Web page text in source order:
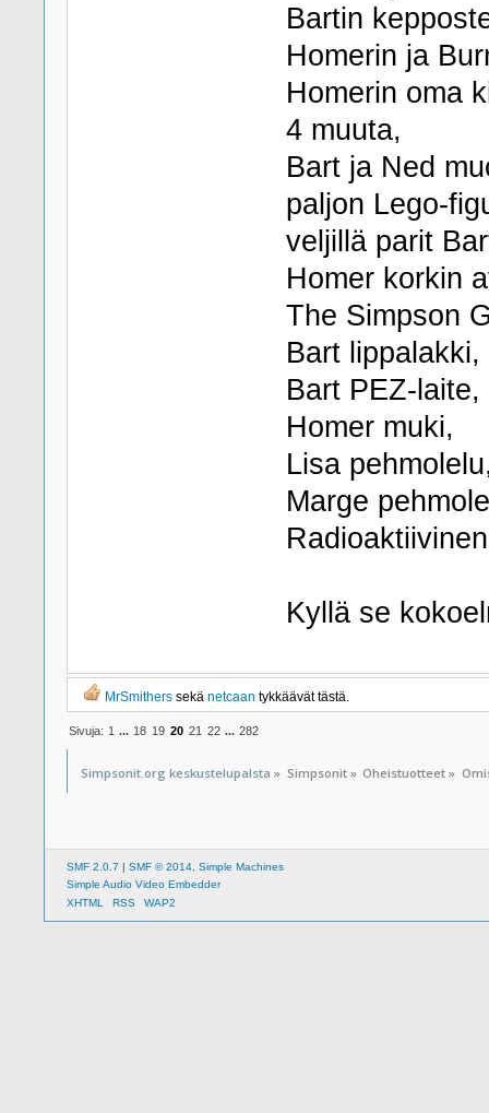
Bartin
Homerin ja
Homerin oma
4 muuta,
Bart ja Ned
paljon Lego-
veljillä parit
Homer korkin
The Simpson
Bart lippalakki,
Bart PEZ-laite,
Homer muki,
Lisa
Marge
Kyllä se
MrSmitherssekä netcaan tykkäävät tästä.
Sivuja: 1 ... 18 19 20 21 22 ... 282
Simpsonit.org keskustelupalsta » Simpsonit» Oheistuotteet »
SMF 2.0.7 SMF © 2014, Simple Machines
Simple Audio Video Embedder
XHTML
RSS WAP2